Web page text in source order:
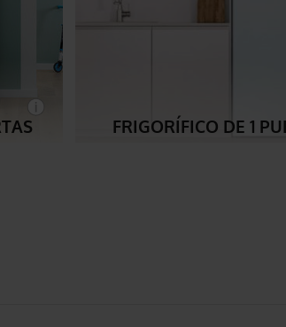
FRIGORÍFICO DE 1